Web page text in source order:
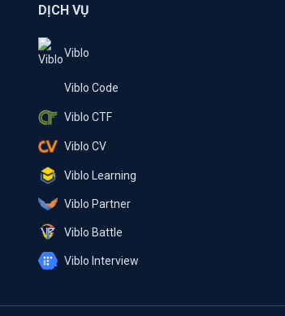
DỊCH VỤ
Viblo
Viblo Code
Viblo CTF
Viblo CV
Viblo Learning
Viblo Partner
Viblo Battle
Viblo Interview